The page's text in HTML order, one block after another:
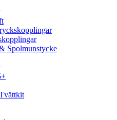
Spolmunstycke